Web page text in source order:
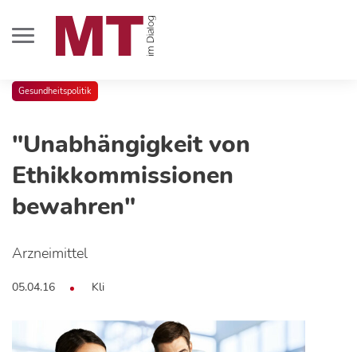
Gesundheitspolitik
"Unabhängigkeit von
Ethikkommissionen
bewahren"
Arzneimittel
05.04.16 Kli